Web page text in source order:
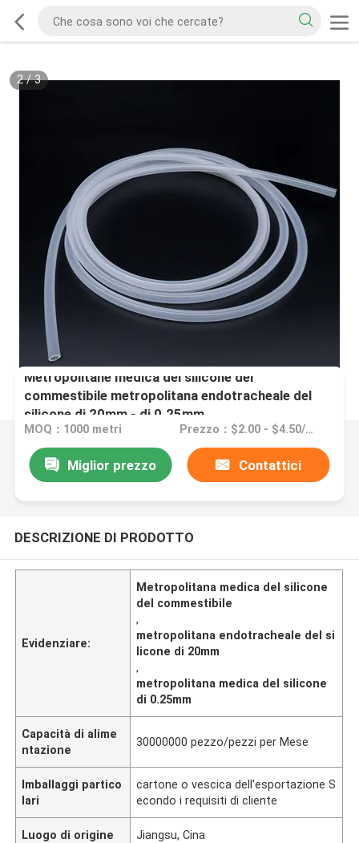
2/3
Metropolitane medica del silicone del
commestibile metropolitana endotracheale del
silicone di 20mm - di 0.25mm
MOQ：1000 metri Prezzo：$2.00 - $4.50/meters
Miglior prezzo Contattici
DESCRIZIONE DI PRODOTTO
Evidenziare:
Metropolitana medica del silicone
del commestibile
,
metropolitana endotracheale del si
licone di 20mm
,
metropolitana medica del silicone
di 0.25mm
Capacità di alime
ntazione
30000000 pezzo/pezzi per Mese
Imballaggi partico
lari
cartone o vescica dell'esportazione S
econdo i requisiti di cliente
Luogo di origine Jiangsu, Cina